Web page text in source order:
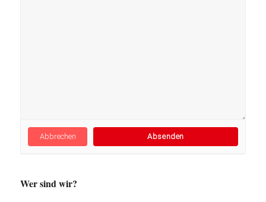
Abbrechen
Wer sind wir?